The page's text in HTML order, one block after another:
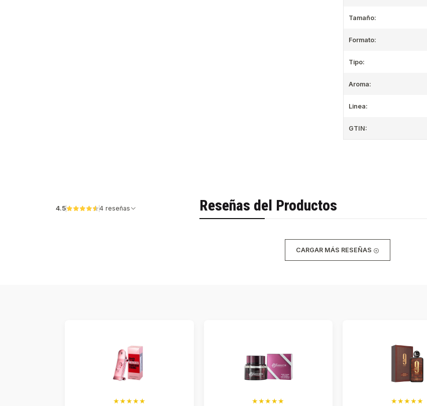
Tamaño:
Formato:
Tipo:
Aroma:
Linea:
GTIN:
Reseñas del Productos
4.5 4 reseñas
CARGAR MÁS RESEÑAS
★★★★★ ★★★★★ ★★★★★